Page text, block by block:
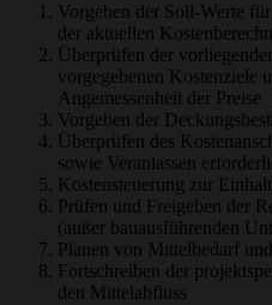
Vorgeben der Soll-Werte
der aktuellen
Überprüfen der
vorgegebenen Kostenziele
Angemessenheit der Preise
Vorgeben der
Überprüfen des
sowie Veranlassen
Kostensteuerung zur
Prüfen und Freigeben der
(außer bauausführenden
Planen von Mittelbedarf
Fortschreiben der
den Mittelabfluss